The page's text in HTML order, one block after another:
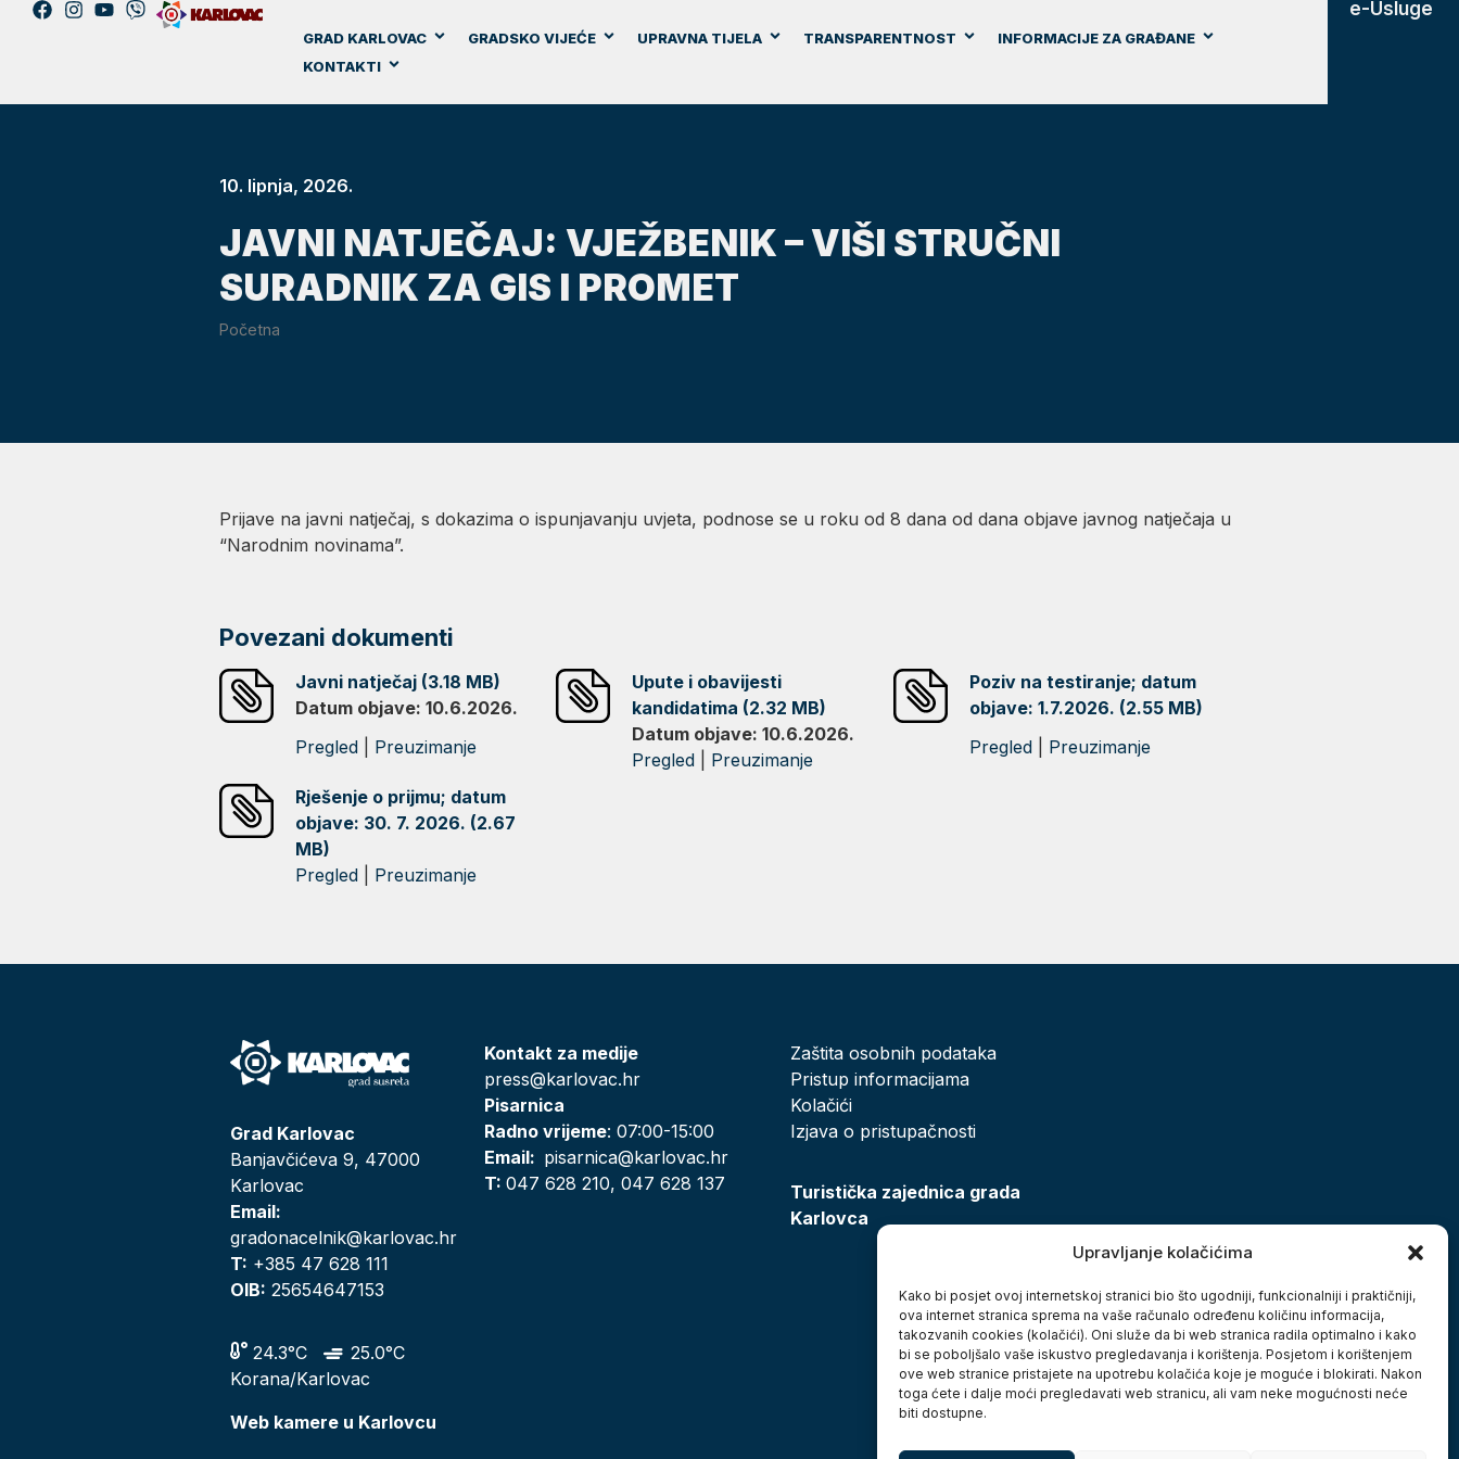
Upravljanje kolačićima
Kako bi posjet ovoj internetskoj stranici bio što ugodniji, funkcionalniji i praktičniji,
ova internet stranica sprema na vaše računalo određenu količinu informacija,
takozvanih cookies (kolačići). Oni služe da bi web stranica radila optimalno i kako
bi se poboljšalo vaše iskustvo pregledavanja i korištenja. Posjetom i korištenjem
ove web stranice pristajete na upotrebu kolačića koje je moguće i blokirati. Nakon
toga ćete i dalje moći pregledavati web stranicu, ali vam neke mogućnosti neće
biti dostupne.
GRAD KARLOVAC GRADSKO VIJEĆE UPRAVNA TIJELA TRANSPARENTNOST
INFORMACIJE ZA GRAĐANE
KONTAKTI
e-Usluge
10. lipnja, 2026.
JAVNI NATJEČAJ: VJEŽBENIK – VIŠI STRUČNI
SURADNIK ZA GIS I PROMET
Početna
Prijave na javni natječaj, s dokazima o ispunjavanju uvjeta, podnose se u roku od 8 dana od dana objave javnog natječaja u
“Narodnim novinama”.
Povezani dokumenti
Javni natječaj (3.18 MB)
Datum objave: 10.6.2026.
Pregled
Preuzimanje
Upute i obavijesti
kandidatima (2.32 MB)
Datum objave: 10.6.2026.
Pregled
Preuzimanje
Poziv na testiranje; datum
objave: 1.7.2026. (2.55 MB)
Pregled
Preuzimanje
Rješenje o prijmu; datum
objave: 30. 7. 2026. (2.67
MB)
Pregled
Preuzimanje
Grad Karlovac
Banjavčićeva 9, 47000
Karlovac
Email:
gradonacelnik@karlovac.hr
T: +385 47 628 111
OIB: 25654647153
24.3°C
25.0°C
Korana/Karlovac
Web kamere u Karlovcu
Kontakt za medije
press@karlovac.hr
Pisarnica
Radno vrijeme: 07:00-15:00
Email: pisarnica@karlovac.hr
T:047 628 210, 047 628 137
Zaštita osobnih podataka
Pristup informacijama
Kolačići
Izjava o pristupačnosti
Turistička zajednica grada
Karlovca